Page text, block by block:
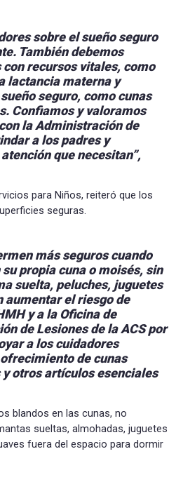
sobre el sueño seguro
También debemos
recursos vitales, como
lactancia materna y
seguro, como cunas
Confiamos y valoramos
la Administración de
a los padres y
que necesitan”,
para Niños, reiteró que los
seguras.
más seguros cuando
propia cuna o moisés, sin
suelta, peluches, juguetes
aumentar el riesgo de
y a la Oficina de
de Lesiones de la ACS por
a los cuidadores
de cunas
otros artículos esenciales
blandos en las cunas, no
sueltas, almohadas, juguetes
fuera del espacio para dormir